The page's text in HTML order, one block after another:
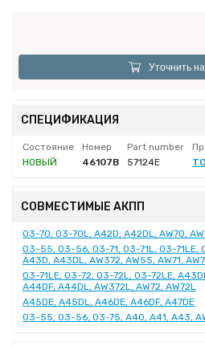
Уточнить
СПЕЦИФИКАЦИЯ
Состояние Номер Part number
НОВЫЙ
46107B 57124E
СОВМЕСТИМЫЕ АКПП
03-70, 03-70L, A42D, A42DL, AW70,
03-55, 03-56, 03-71, 03-71L, 03-71LE,
A43D, A43DL, AW372, AW55, AW71,
03-71LE, 03-72, 03-72L, 03-72LE,
A44DF, A44DL, AW372L, AW72, AW72L
A45DE, A45DL, A46DE, A46DF, A47DE
03-55, 03-56, 03-75, A40, A41, A43,